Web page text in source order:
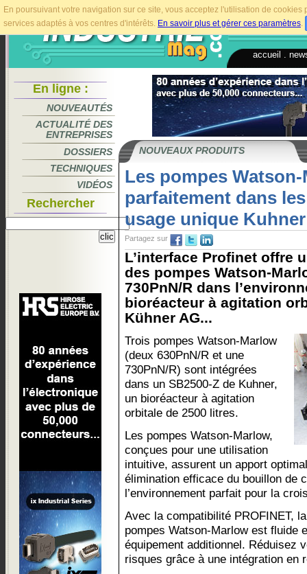
En poursuivant votre navigation sur ce site, vous acceptez l'utilisation de
services adaptés à vos centres d'intérêts. En savoir plus et gérer ces paramètres.
accueil
En ligne :
NOUVEAUTÉS
ACTUALITÉ DES
ENTREPRISES
DOSSIERS
TECHNIQUES
VIDÉOS
Rechercher
NOUVEAUX PRODUITS
Les pompes
parfaitement dans
usage unique Kuhner
Partagez sur
L’interface Profinet offre
des pompes Watson-
730PnN/R dans
bioréacteur à agitation
Kühner AG...
Trois pompes Watson-Marlow
(deux 630PnN/R et une
730PnN/R) sont intégrées
dans un SB2500-Z de Kuhner,
un bioréacteur à agitation
orbitale de 2500 litres.
Les pompes Watson-Marlow,
conçues pour une utilisation
intuitive, assurent un apport
élimination efficace du bouillon de
l’environnement parfait pour la
Avec la compatibilité PROFINET,
pompes Watson-Marlow est fluide
équipement additionnel. Réduisez
risques grâce à une intégration en